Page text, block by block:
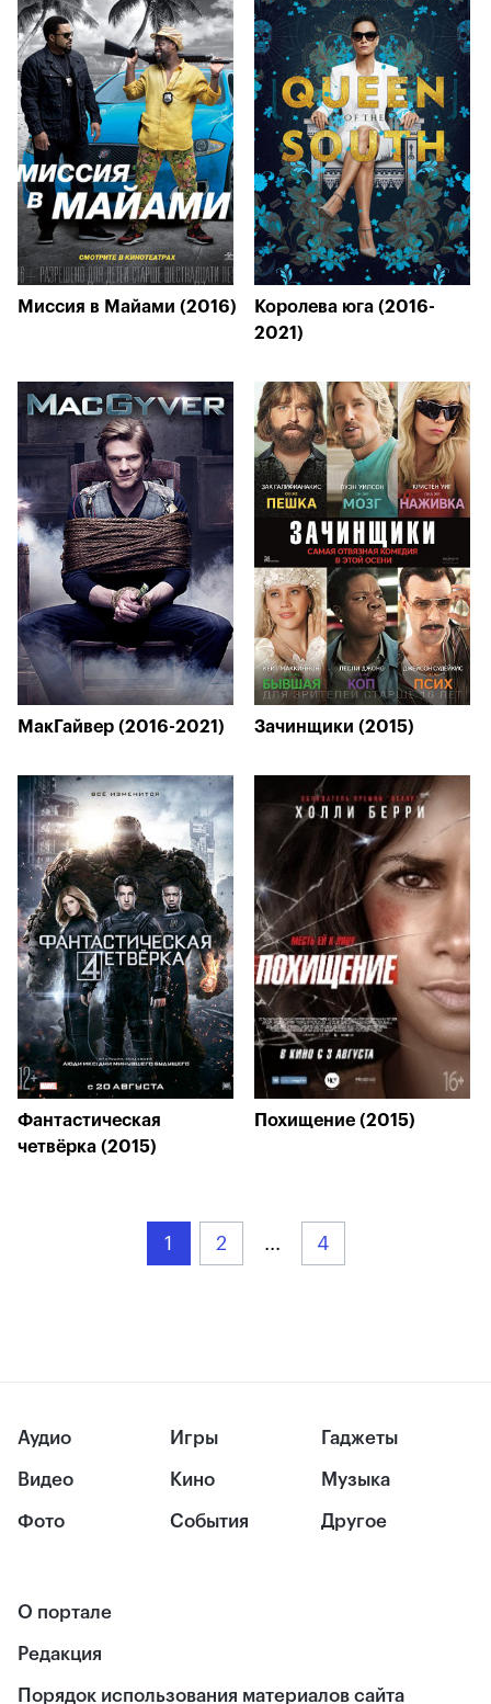
Миссия в Майами (2016)
Королева юга (2016-
2021)
МакГайвер (2016-2021) Зачинщики (2015)
Фантастическая
четвёрка (2015)
Похищение (2015)
1 2 ... 4
Аудио
Видео
Фото
Игры
Кино
События
Гаджеты
Музыка
Другое
О портале
Редакция
Порядок использования материалов сайта